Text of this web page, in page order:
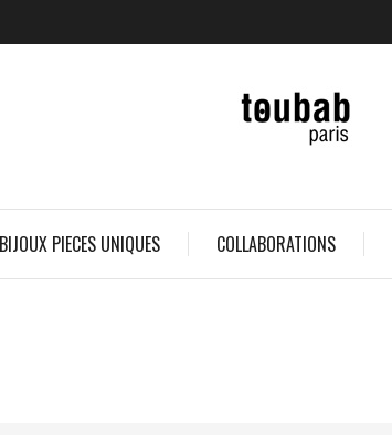
BIJOUX PIECES UNIQUES COLLABORATIONS